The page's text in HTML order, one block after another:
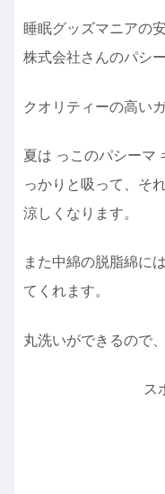
睡眠グッズマニアの
株式会社さんのパシ
クオリティーの高い
夏は っこのパシーマ
っかりと吸って、そ
涼しくなります。
また中綿の脱脂綿に
てくれます。
丸洗いができるので
ス